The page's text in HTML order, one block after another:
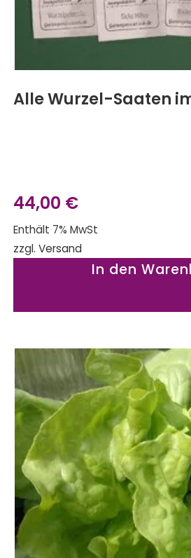
Alle Wurzel-Saaten
44,00 €
Enthält 7% MwSt
zzgl. Versand
In den